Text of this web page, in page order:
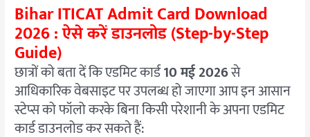
Bihar ITICAT Admit Card Download
2026 : ऐसे करें डाउनलोड (Step-by-Step
Guide)
छात्रों को बता दें कि एडमिट कार्ड10 मई 2026से
आधिकारिक वेबसाइट पर उपलब्ध हो जाएगाआप इन आसान
स्टेप्स को फॉलो करके बिना किसी परेशानी के अपना एडमिट
कार्ड डाउनलोड कर सकते हैं: